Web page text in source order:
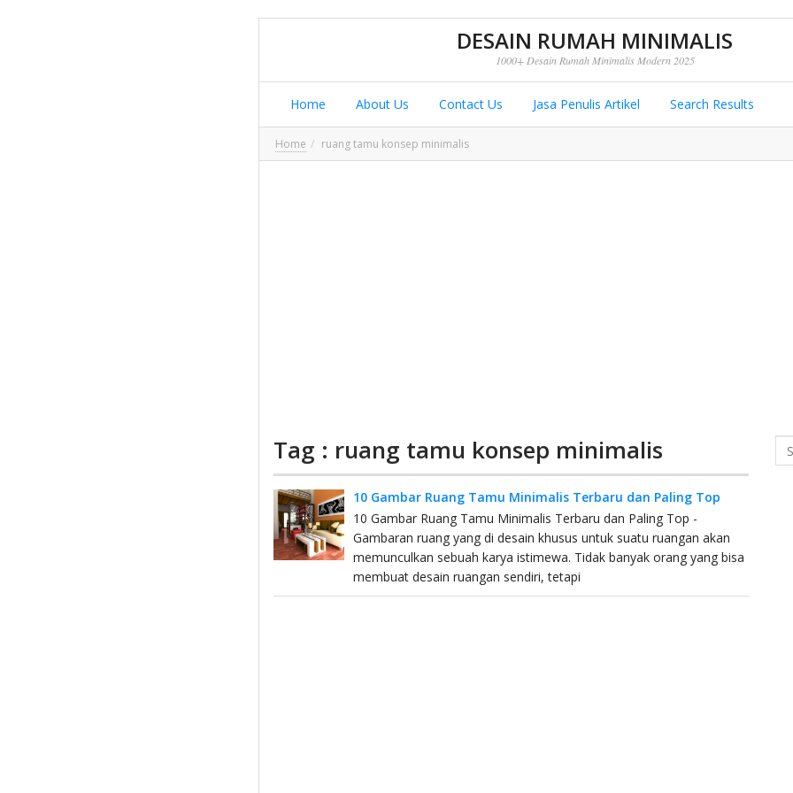
DESAIN RUMAH MINIMALIS
1000+ Desain Rumah Minimalis Modern 2025
Home About Us Contact Us Jasa Penulis Artikel Search Results
Home ruang tamu konsep minimalis
Tag : ruang tamu konsep minimalis
10 Gambar Ruang Tamu Minimalis Terbaru dan Paling Top
10 Gambar Ruang Tamu Minimalis Terbaru dan Paling Top -
Gambaran ruang yang di desain khusus untuk suatu ruangan akan
memunculkan sebuah karya istimewa. Tidak banyak orang yang bisa
membuat desain ruangan sendiri, tetapi